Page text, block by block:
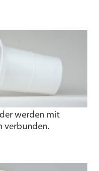
werden mit
verbunden.